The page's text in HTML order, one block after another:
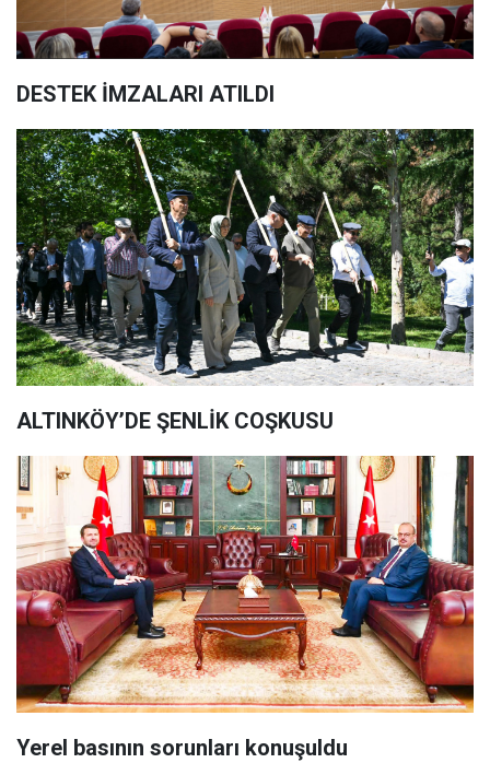
DESTEK İMZALARI ATILDI
ALTINKÖY’DE ŞENLİK COŞKUSU
Yerel basının sorunları konuşuldu